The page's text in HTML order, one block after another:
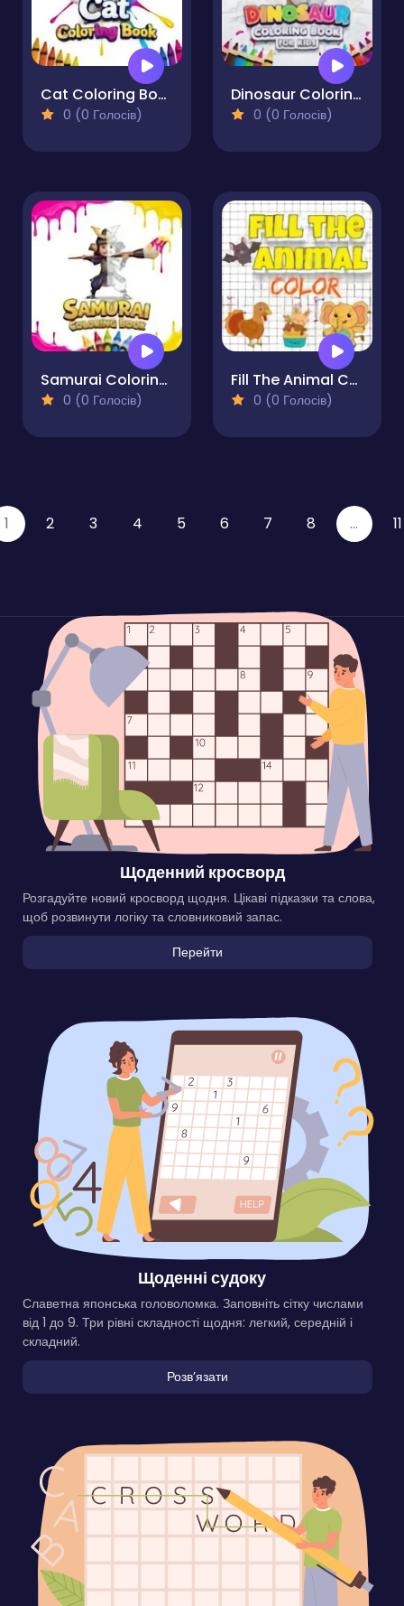
Cat Coloring Book
0 (0 Голосів)
Dinosaur Coloring Book for Kids
0 (0 Голосів)
Samurai Coloring Book
0 (0 Голосів)
Fill The Animal Color
0 (0 Голосів)
1 2 3 4 5 6 7 8 ... 11
Щоденний кросворд
Розгадуйте новий кросворд щодня. Цікаві підказки та слова,
щоб розвинути логіку та словниковий запас.
Перейти
Щоденні судоку
Славетна японська головоломка. Заповніть сітку числами
від 1 до 9. Три рівні складності щодня: легкий, середній і
складний.
Розвʼязати